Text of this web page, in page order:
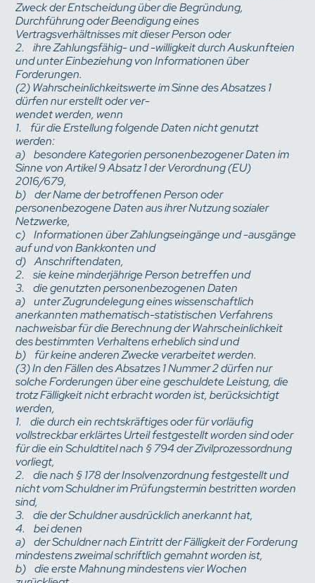
Zweck der Entscheidung über die Begründung,
Durchführung oder Beendigung eines
Vertragsverhältnisses mit dieser Person oder
2. ihre Zahlungsfähig- und -willigkeit durch Auskunfteien
und unter Einbeziehung von Informationen über
Forderungen.
(2) Wahrscheinlichkeitswerte im Sinne des Absatzes 1
dürfen nur erstellt oder ver-
wendet werden, wenn
1. für die Erstellung folgende Daten nicht genutzt
werden:
a) besondere Kategorien personenbezogener Daten im
Sinne von Artikel 9 Absatz 1 der Verordnung (EU)
2016/679,
b) der Name der betroffenen Person oder
personenbezogene Daten aus ihrer Nutzung sozialer
Netzwerke,
c) Informationen über Zahlungseingänge und -ausgänge
auf und von Bankkonten und
d) Anschriftendaten,
2. sie keine minderjährige Person betreffen und
3. die genutzten personenbezogenen Daten
a) unter Zugrundelegung eines wissenschaftlich
anerkannten mathematisch-statistischen Verfahrens
nachweisbar für die Berechnung der Wahrscheinlichkeit
des bestimmten Verhaltens erheblich sind und
b) für keine anderen Zwecke verarbeitet werden.
(3) In den Fällen des Absatzes 1 Nummer 2 dürfen nur
solche Forderungen über eine geschuldete Leistung, die
trotz Fälligkeit nicht erbracht worden ist, berücksichtigt
werden,
1. die durch ein rechtskräftiges oder für vorläufig
vollstreckbar erklärtes Urteil festgestellt worden sind oder
für die ein Schuldtitel nach § 794 der Zivilprozessordnung
vorliegt,
2. die nach § 178 der Insolvenzordnung festgestellt und
nicht vom Schuldner im Prüfungstermin bestritten worden
sind,
3. die der Schuldner ausdrücklich anerkannt hat,
4. bei denen
a) der Schuldner nach Eintritt der Fälligkeit der Forderung
mindestens zweimal schriftlich gemahnt worden ist,
b) die erste Mahnung mindestens vier Wochen